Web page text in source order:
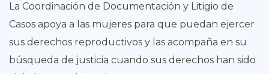
La Coordinación de Documentación y Litigio de
Casos apoya a las mujeres para que puedan ejercer
sus derechos reproductivos y las acompaña en su
búsqueda de justicia cuando sus derechos han sido